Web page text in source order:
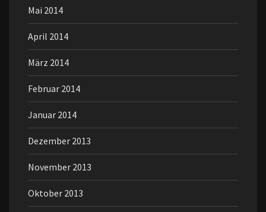
Mai 2014
April 2014
März 2014
Februar 2014
Januar 2014
Dezember 2013
November 2013
Oktober 2013